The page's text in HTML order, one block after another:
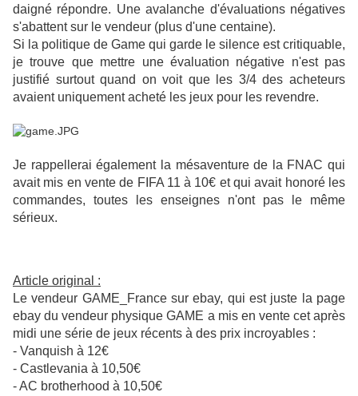
daigné répondre. Une avalanche d'évaluations négatives
s'abattent sur le vendeur (plus d'une centaine).
Si la politique de Game qui garde le silence est critiquable,
je trouve que mettre une évaluation négative n'est pas
justifié surtout quand on voit que les 3/4 des acheteurs
avaient uniquement acheté les jeux pour les revendre.
Je rappellerai également la mésaventure de la FNAC qui
avait mis en vente de FIFA 11 à 10€ et qui avait honoré les
commandes, toutes les enseignes n'ont pas le même
sérieux.
Article original :
Le vendeur GAME_France sur ebay, qui est juste la page
ebay du vendeur physique GAME a mis en vente cet après
midi une série de jeux récents à des prix incroyables :
- Vanquish à 12€
- Castlevania à 10,50€
- AC brotherhood à 10,50€